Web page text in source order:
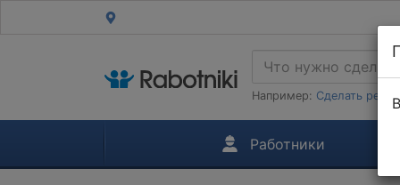
Например: Сделать
Работники